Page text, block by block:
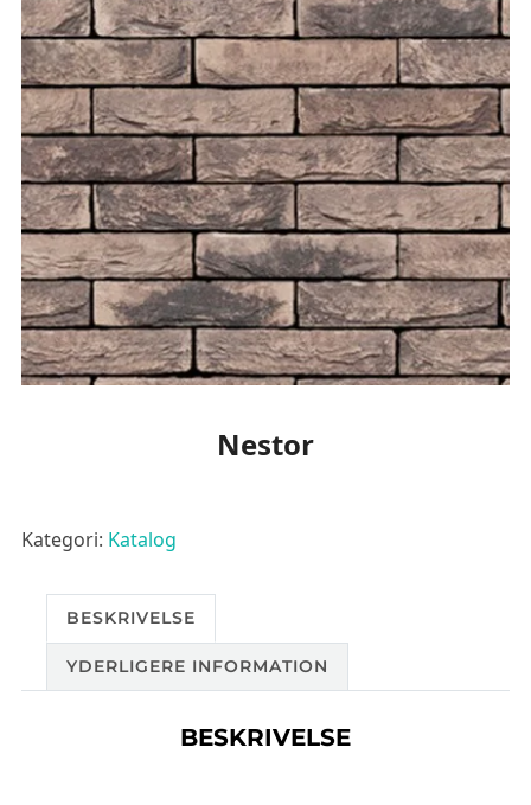
Nestor
Kategori: Katalog
BESKRIVELSE
YDERLIGERE INFORMATION
BESKRIVELSE